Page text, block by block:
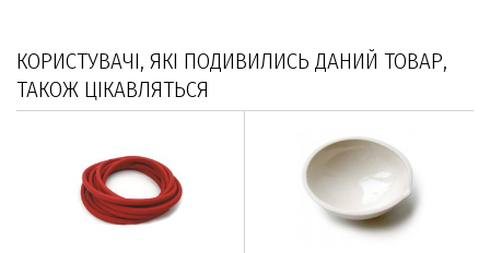
КОРИСТУВАЧІ, ЯКІ ПОДИВИЛИСЬ ДАНИЙ ТОВАР,
ТАКОЖ ЦІКАВЛЯТЬСЯ